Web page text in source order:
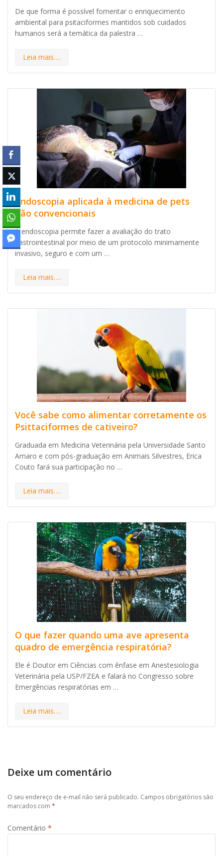
De que forma é possível fomentar o enriquecimento
ambiental para psitaciformes mantidos sob cuidados
humanos será a temática da palestra …
Leia mais….
Endoscopia aplicada à medicina de pets
não convencionais
A endoscopia permite fazer a avaliação do trato
gastrointestinal por meio de um protocolo minimamente
invasivo, seguro e com um …
Leia mais….
Você sabe como alimentar corretamente os
Psittaciformes de cativeiro?
Graduada em Medicina Veterinária pela Universidade Santo
Amaro e com pós-graduação em Animais Silvestres, Erica
Couto fará sua participação no …
Leia mais….
O que fazer quando uma ave apresenta
quadro de emergência respiratória?
Ele é Doutor em Ciências com ênfase em Anestesiologia
Veterinária pela USP/FZEA e falará no Congresso sobre
Emergências respiratórias em …
Leia mais….
Deixe um comentário
O seu endereço de e-mail não será publicado. Campos obrigatórios são
marcados com *
Comentário *